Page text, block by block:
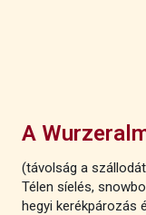
A
(távolság a
Télen síelés,
hegyi kerékpározás